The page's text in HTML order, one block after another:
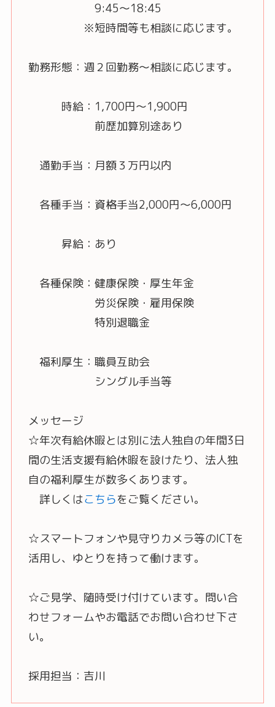
9:45～18:45
※短時間等も相談に応じます。
勤務形態：週２回勤務～相談に応じます。
時給：1,700円～1,900円
前歴加算別途あり
通勤手当：月額３万円以内
各種手当：資格手当2,000円～6,000円
昇給：あり
各種保険：健康保険・厚生年金
労災保険・雇用保険
特別退職金
福利厚生：職員互助会
シングル手当等
メッセージ
☆年次有給休暇とは別に法人独自の年間3日
間の生活支援有給休暇を設けたり、法人独
自の福利厚生が数多くあります。
詳しくはこちらをご覧ください。
☆スマートフォンや見守りカメラ等のICTを
活用し、ゆとりを持って働けます。
☆ご見学、随時受け付けています。問い合
わせフォームやお電話でお問い合わせ下さ
い。
採用担当：吉川